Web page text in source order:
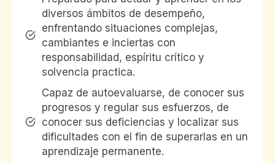
diversos ámbitos de desempeño,
enfrentando situaciones complejas,
cambiantes e inciertas con
responsabilidad, espíritu crítico y
solvencia practica.
Capaz de autoevaluarse, de conocer sus
progresos y regular sus esfuerzos, de
conocer sus deficiencias y localizar sus
dificultades con el fin de superarlas en un
aprendizaje permanente.